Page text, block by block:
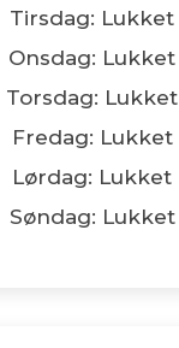
Tirsdag: Lukket
Onsdag: Lukket
Torsdag: Lukket
Fredag: Lukket
Lørdag: Lukket
Søndag: Lukket